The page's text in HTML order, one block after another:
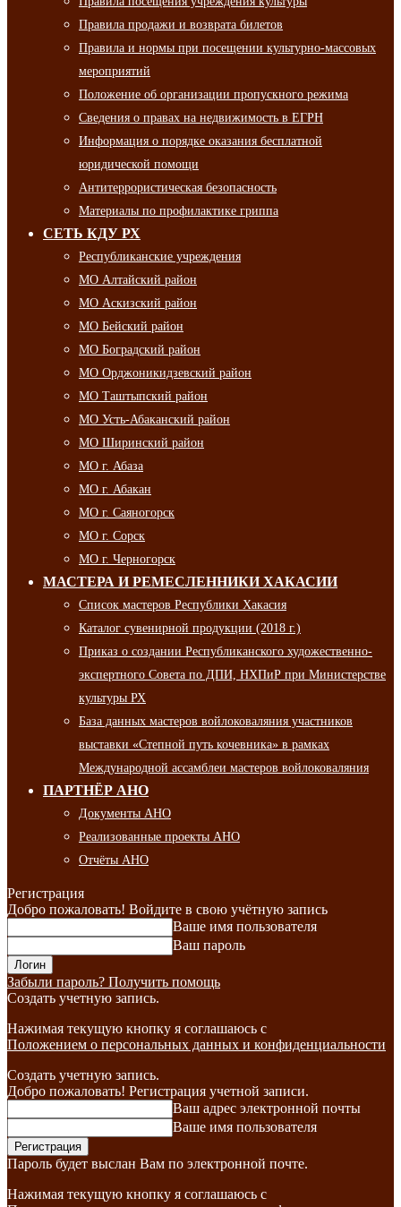
Правила продажи и возврата билетов
Правила и нормы при посещении культурно-массовых
мероприятий
Положение об организации пропускного режима
Сведения о правах на недвижимость в ЕГРН
Информация о порядке оказания бесплатной
юридической помощи
Антитеррористическая безопасность
Материалы по профилактике гриппа
СЕТЬ КДУ РХ
Республиканские учреждения
МО Алтайский район
МО Аскизский район
МО Бейский район
МО Боградский район
МО Орджоникидзевский район
МО Таштыпский район
МО Усть-Абаканский район
МО Ширинский район
МО г. Абаза
МО г. Абакан
МО г. Саяногорск
МО г. Сорск
МО г. Черногорск
МАСТЕРА И РЕМЕСЛЕННИКИ ХАКАСИИ
Список мастеров Республики Хакасия
Каталог сувенирной продукции (2018 г.)
Приказ о создании Республиканского художественно-
экспертного Совета по ДПИ, НХПиР при Министерстве
культуры РХ
База данных мастеров войлоковаляния участников
выставки «Степной путь кочевника» в рамках
Международной ассамблеи мастеров войлоковаляния
ПАРТНЁР АНО
Документы АНО
Реализованные проекты АНО
Отчёты АНО
Регистрация
Добро пожаловать! Войдите в свою учётную запись
Ваше имя пользователя
Ваш пароль
Забыли пароль? Получить помощь
Создать учетную запись.
Нажимая текущую кнопку я соглашаюсь с
Положением о персональных данных и конфиденциальности
Создать учетную запись.
Добро пожаловать! Регистрация учетной записи.
Ваш адрес электронной почты
Ваше имя пользователя
Пароль будет выслан Вам по электронной почте.
Нажимая текущую кнопку я соглашаюсь с